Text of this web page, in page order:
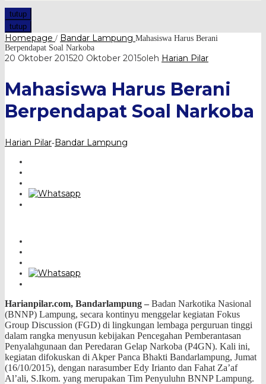
tutup
tutup
Homepage / Bandar Lampung Mahasiswa Harus Berani
Berpendapat Soal Narkoba
20 Oktober 201520 Oktober 2015oleh Harian Pilar
Mahasiswa Harus Berani
Berpendapat Soal Narkoba
Harian Pilar-Bandar Lampung
Harianpilar.com, Bandarlampung – Badan Narkotika Nasional
(BNNP) Lampung, secara kontinyu menggelar kegiatan Fokus
Group Discussion (FGD) di lingkungan lembaga perguruan tinggi
dalam rangka menyusun kebijakan Pencegahan Pemberantasan
Penyalahgunaan dan Peredaran Gelap Narkoba (P4GN). Kali ini,
kegiatan difokuskan di Akper Panca Bhakti Bandarlampung, Jumat
(16/10/2015), dengan narasumber Edy Irianto dan Fahat Za’af
Al’ali, S.Ikom. yang merupakan Tim Penyuluhn BNNP Lampung.